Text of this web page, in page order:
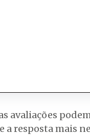
avaliações
a resposta mais